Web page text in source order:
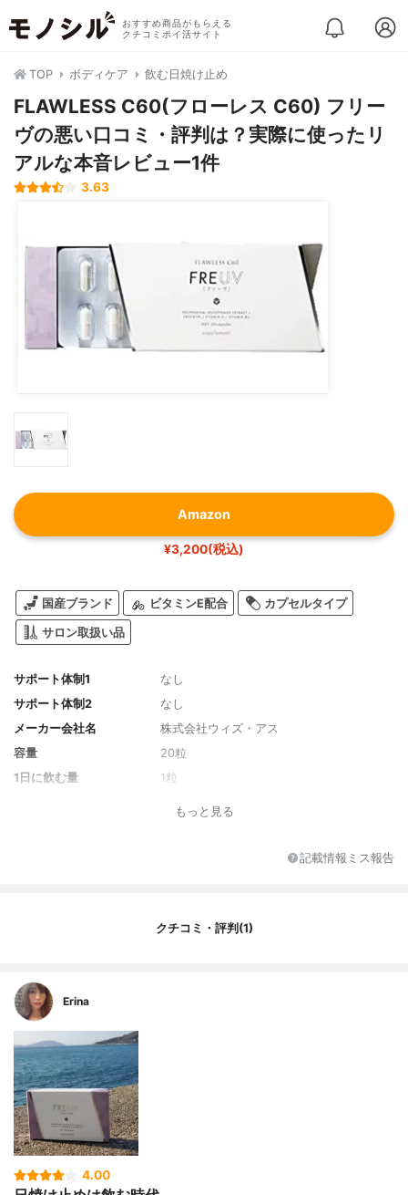
おすすめ商品がもらえる
クチコミポイ活サイト
TOP ボディケア 飲む日焼け止め
FLAWLESS C60(フローレス C60) フリー
ヴの悪い口コミ・評判は？実際に使ったリ
アルな本音レビュー1件
3.63
Amazon
¥3,200(税込)
国産ブランド ビタミンE配合 カプセルタイプ
サロン取扱い品
サポート体制1
なし
サポート体制2
なし
メーカー会社名
株式会社ウィズ・アス
容量
20粒
1日に飲む量
1粒
酸カルシウム、ショ糖脂肪酸エステル、ビ
もっと見る
記載情報ミス報告
クチコミ・評判(1)
Erina
4.00